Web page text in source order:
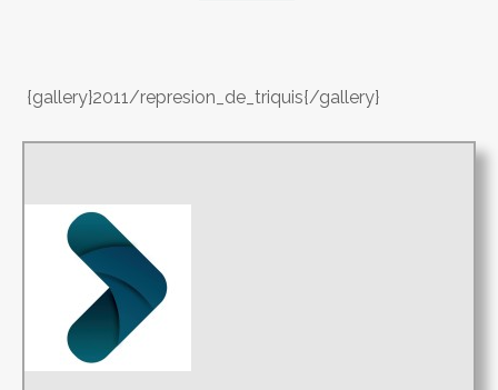
{gallery}2011/represion_de_triquis{/gallery}